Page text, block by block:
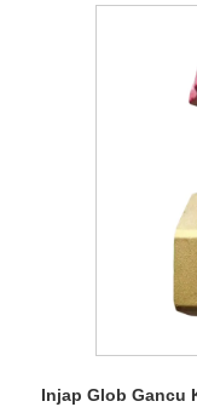
Injap Glob Gancu